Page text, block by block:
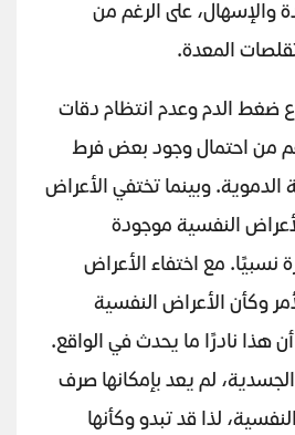
والإسهال، على الرغم من
المعدة.
ضغط الدم وعدم انتظام دقات
من احتمال وجود بعض فرط
الدموية. وبينما تختفي الأعراض
النفسية موجودة
نسبيًا. مع اختفاء الأعراض
وكأن الأعراض النفسية
هذا نادرًا ما يحدث في الواقع.
لم يعد بإمكانها صرف
لذا قد تبدو وكأنها